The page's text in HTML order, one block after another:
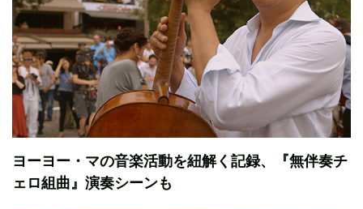
ヨーヨー・マの音楽活動を紐解く記録、『無伴奏チ
ェロ組曲』演奏シーンも